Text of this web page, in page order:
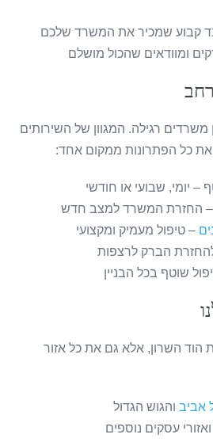
קבוע שמכיר את המשרד שלכם
ומוודאים שהכול מושלם
משרדים רגילה. המגוון של השירותים
כל הפתרונות ממקום אחד:
– יומי, שבועי או חודשי
החזרת המשרד למצב חדש
– טיפול מעמיק ומקצועי
הברק לרצפות
שוטף בכל הבניין
השרון, אלא גם את כל אזור
אביבוהגוש הגדול
עסקים נוספים